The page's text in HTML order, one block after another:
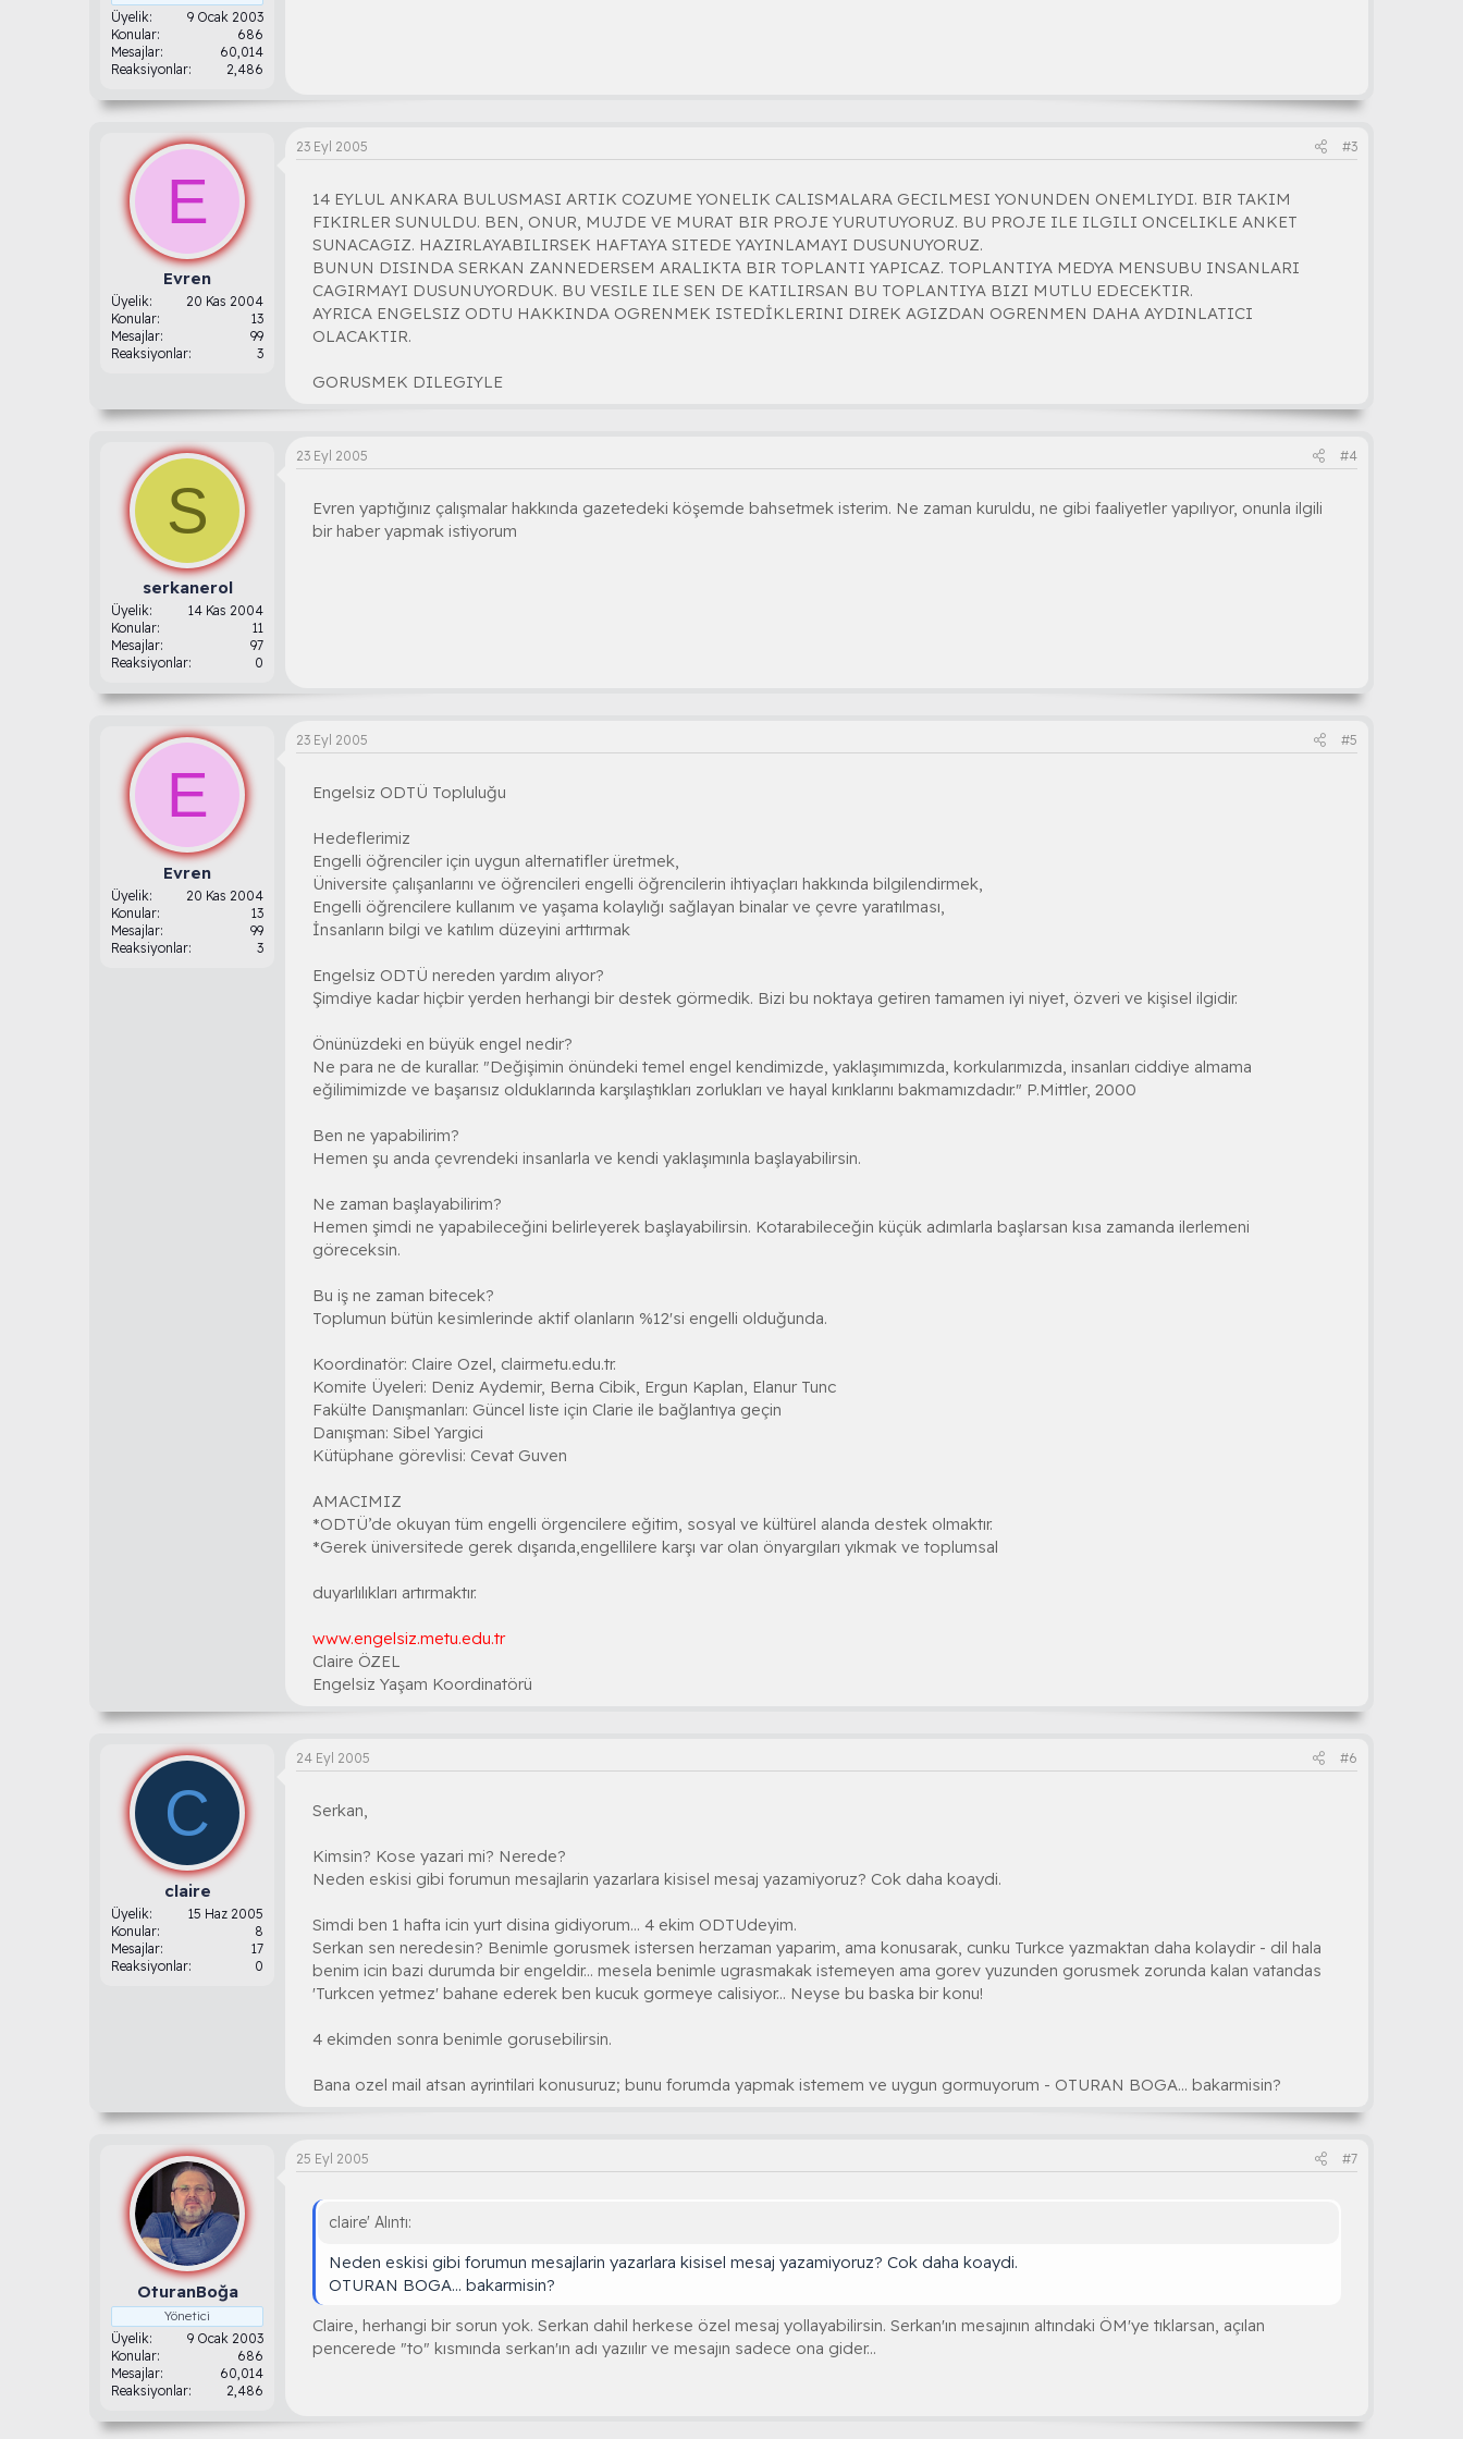
Üyelik
9 Ocak 2003
Konular
686
Mesajlar
60,014
Reaksiyonlar
2,486
E
Evren
Üyelik
20 Kas 2004
Konular
13
Mesajlar
99
Reaksiyonlar
3
23 Eyl 2005 #3
14 EYLUL ANKARA BULUSMASI ARTIK COZUME YONELIK CALISMALARA GECILMESI YONUNDEN ONEMLIYDI. BIR TAKIM
FIKIRLER SUNULDU. BEN, ONUR, MUJDE VE MURAT BIR PROJE YURUTUYORUZ. BU PROJE ILE ILGILI ONCELIKLE ANKET
SUNACAGIZ. HAZIRLAYABILIRSEK HAFTAYA SITEDE YAYINLAMAYI DUSUNUYORUZ.
BUNUN DISINDA SERKAN ZANNEDERSEM ARALIKTA BIR TOPLANTI YAPICAZ. TOPLANTIYA MEDYA MENSUBU INSANLARI
CAGIRMAYI DUSUNUYORDUK. BU VESILE ILE SEN DE KATILIRSAN BU TOPLANTIYA BIZI MUTLU EDECEKTIR.
AYRICA ENGELSIZ ODTU HAKKINDA OGRENMEK ISTEDİKLERINI DIREK AGIZDAN OGRENMEN DAHA AYDINLATICI
OLACAKTIR.
GORUSMEK DILEGIYLE
S
serkanerol
Üyelik
14 Kas 2004
Konular
11
Mesajlar
97
Reaksiyonlar
0
23 Eyl 2005 #4
Evren yaptığınız çalışmalar hakkında gazetedeki köşemde bahsetmek isterim. Ne zaman kuruldu, ne gibi faaliyetler yapılıyor, onunla ilgili
bir haber yapmak istiyorum
E
Evren
Üyelik
20 Kas 2004
Konular
13
Mesajlar
99
Reaksiyonlar
3
23 Eyl 2005 #5
Engelsiz ODTÜ Topluluğu
Hedeflerimiz
Engelli öğrenciler için uygun alternatifler üretmek,
Üniversite çalışanlarını ve öğrencileri engelli öğrencilerin ihtiyaçları hakkında bilgilendirmek,
Engelli öğrencilere kullanım ve yaşama kolaylığı sağlayan binalar ve çevre yaratılması,
İnsanların bilgi ve katılım düzeyini arttırmak
Engelsiz ODTÜ nereden yardım alıyor?
Şimdiye kadar hiçbir yerden herhangi bir destek görmedik. Bizi bu noktaya getiren tamamen iyi niyet, özveri ve kişisel ilgidir.
Önünüzdeki en büyük engel nedir?
Ne para ne de kurallar. "Değişimin önündeki temel engel kendimizde, yaklaşımımızda, korkularımızda, insanları ciddiye almama
eğilimimizde ve başarısız olduklarında karşılaştıkları zorlukları ve hayal kırıklarını bakmamızdadır." P.Mittler, 2000
Ben ne yapabilirim?
Hemen şu anda çevrendeki insanlarla ve kendi yaklaşımınla başlayabilirsin.
Ne zaman başlayabilirim?
Hemen şimdi ne yapabileceğini belirleyerek başlayabilirsin. Kotarabileceğin küçük adımlarla başlarsan kısa zamanda ilerlemeni
göreceksin.
Bu iş ne zaman bitecek?
Toplumun bütün kesimlerinde aktif olanların %12'si engelli olduğunda.
Koordinatör: Claire Ozel, clairmetu.edu.tr.
Komite Üyeleri: Deniz Aydemir, Berna Cibik, Ergun Kaplan, Elanur Tunc
Fakülte Danışmanları: Güncel liste için Clarie ile bağlantıya geçin
Danışman: Sibel Yargici
Kütüphane görevlisi: Cevat Guven
AMACIMIZ
*ODTÜ’de okuyan tüm engelli örgencilere eğitim, sosyal ve kültürel alanda destek olmaktır.
*Gerek üniversitede gerek dışarıda,engellilere karşı var olan önyargıları yıkmak ve toplumsal
duyarlılıkları artırmaktır.
www.engelsiz.metu.edu.tr
Claire ÖZEL
Engelsiz Yaşam Koordinatörü
C
claire
Üyelik
15 Haz 2005
Konular
8
Mesajlar
17
Reaksiyonlar
0
24 Eyl 2005 #6
Serkan,
Kimsin? Kose yazari mi? Nerede?
Neden eskisi gibi forumun mesajlarin yazarlara kisisel mesaj yazamiyoruz? Cok daha koaydi.
Simdi ben 1 hafta icin yurt disina gidiyorum... 4 ekim ODTUdeyim.
Serkan sen neredesin? Benimle gorusmek istersen herzaman yaparim, ama konusarak, cunku Turkce yazmaktan daha kolaydir - dil hala
benim icin bazi durumda bir engeldir... mesela benimle ugrasmakak istemeyen ama gorev yuzunden gorusmek zorunda kalan vatandas
'Turkcen yetmez' bahane ederek ben kucuk gormeye calisiyor... Neyse bu baska bir konu!
4 ekimden sonra benimle gorusebilirsin.
Bana ozel mail atsan ayrintilari konusuruz; bunu forumda yapmak istemem ve uygun gormuyorum - OTURAN BOGA... bakarmisin?
OturanBoğa
Yönetici
Üyelik
9 Ocak 2003
Konular
686
Mesajlar
60,014
Reaksiyonlar
2,486
25 Eyl 2005 #7
claire' Alıntı:
Neden eskisi gibi forumun mesajlarin yazarlara kisisel mesaj yazamiyoruz? Cok daha koaydi.
OTURAN BOGA... bakarmisin?
Claire, herhangi bir sorun yok. Serkan dahil herkese özel mesaj yollayabilirsin. Serkan'ın mesajının altındaki ÖM'ye tıklarsan, açılan
pencerede "to" kısmında serkan'ın adı yazıılır ve mesajın sadece ona gider...